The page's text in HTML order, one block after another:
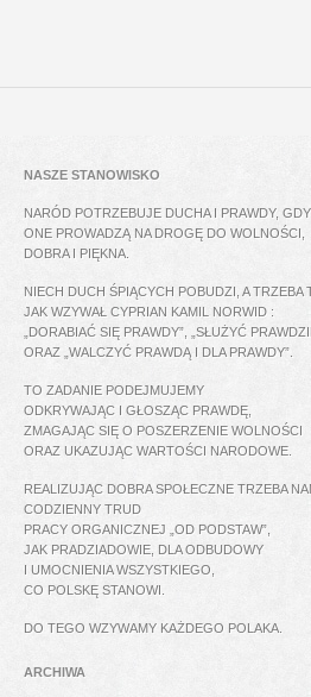
NASZE STANOWISKO
NARÓD POTRZEBUJE DUCHA I PRAWDY,
ONE PROWADZĄ NA DROGĘ DO WOLNOŚCI,
DOBRA I PIĘKNA.
NIECH DUCH ŚPIĄCYCH POBUDZI, A TRZEBA
JAK WZYWAŁ CYPRIAN KAMIL NORWID :
„DORABIAĆ SIĘ PRAWDY”, „SŁUŻYĆ
ORAZ „WALCZYĆ PRAWDĄ I DLA PRAWDY”.
TO ZADANIE PODEJMUJEMY
ODKRYWAJĄC I GŁOSZĄC PRAWDĘ,
ZMAGAJĄC SIĘ O POSZERZENIE WOLNOŚCI
ORAZ UKAZUJĄC WARTOŚCI NARODOWE.
REALIZUJĄC DOBRA SPOŁECZNE TRZEBA
CODZIENNY TRUD
PRACY ORGANICZNEJ „OD PODSTAW”,
JAK PRADZIADOWIE, DLA ODBUDOWY
I UMOCNIENIA WSZYSTKIEGO,
CO POLSKĘ STANOWI.
DO TEGO WZYWAMY KAŻDEGO POLAKA.
ARCHIWA